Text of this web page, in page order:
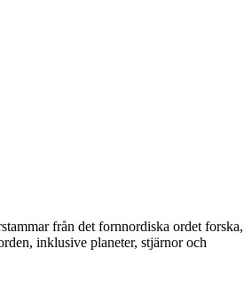
från det fornnordiska ordet forska,
inklusive planeter, stjärnor och